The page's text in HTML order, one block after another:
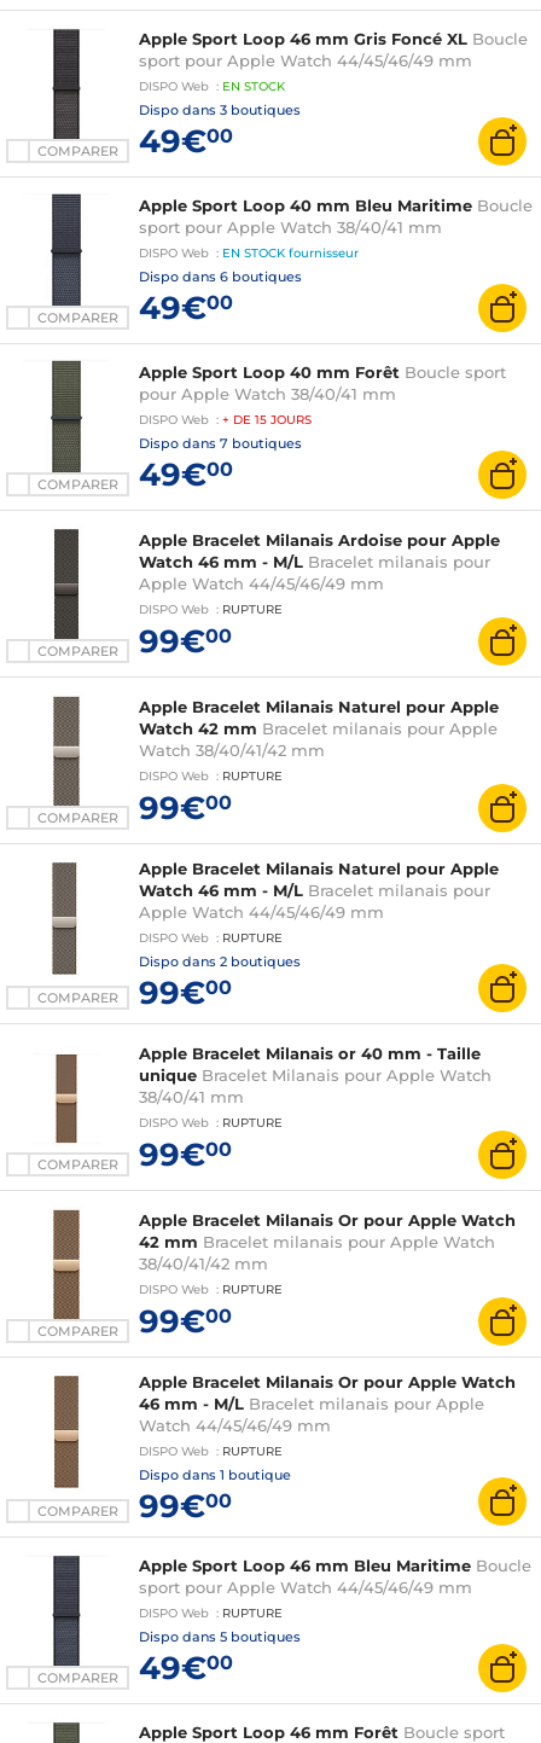
COMPARER
Apple Sport Loop 46 mm Gris Foncé XL Boucle
sport pour Apple Watch 44/45/46/49 mm
DISPO Web : EN STOCK
Dispo dans 3 boutiques
49€00
COMPARER
Apple Sport Loop 40 mm Bleu Maritime Boucle
sport pour Apple Watch 38/40/41 mm
DISPO Web : EN STOCK fournisseur
Dispo dans 6 boutiques
49€00
COMPARER
Apple Sport Loop 40 mm Forêt Boucle sport
pour Apple Watch 38/40/41 mm
DISPO Web : + DE 15 JOURS
Dispo dans 7 boutiques
49€00
COMPARER
Apple Bracelet Milanais Ardoise pour Apple
Watch 46 mm - M/L Bracelet milanais pour
Apple Watch 44/45/46/49 mm
DISPO Web : RUPTURE
99€00
COMPARER
Apple Bracelet Milanais Naturel pour Apple
Watch 42 mm Bracelet milanais pour Apple
Watch 38/40/41/42 mm
DISPO Web : RUPTURE
99€00
COMPARER
Apple Bracelet Milanais Naturel pour Apple
Watch 46 mm - M/L Bracelet milanais pour
Apple Watch 44/45/46/49 mm
DISPO Web : RUPTURE
Dispo dans 2 boutiques
99€00
COMPARER
Apple Bracelet Milanais or 40 mm - Taille
unique Bracelet Milanais pour Apple Watch
38/40/41 mm
DISPO Web : RUPTURE
99€00
COMPARER
Apple Bracelet Milanais Or pour Apple Watch
42 mm Bracelet milanais pour Apple Watch
38/40/41/42 mm
DISPO Web : RUPTURE
99€00
COMPARER
Apple Bracelet Milanais Or pour Apple Watch
46 mm - M/L Bracelet milanais pour Apple
Watch 44/45/46/49 mm
DISPO Web : RUPTURE
Dispo dans 1 boutique
99€00
COMPARER
Apple Sport Loop 46 mm Bleu Maritime Boucle
sport pour Apple Watch 44/45/46/49 mm
DISPO Web : RUPTURE
Dispo dans 5 boutiques
49€00
Apple Sport Loop 46 mm Forêt Boucle sport